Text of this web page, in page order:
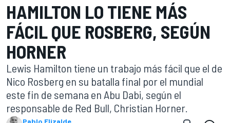
HAMILTON LO TIENE MÁS
FÁCIL QUE ROSBERG, SEGÚN
HORNER
Lewis Hamilton tiene un trabajo más fácil que el de
Nico Rosberg en su batalla final por el mundial
este fin de semana en Abu Dabi, según el
responsable de Red Bull, Christian Horner.
Pablo Elizalde